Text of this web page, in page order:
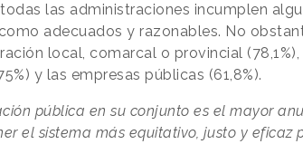
las administraciones incumplen
adecuados y razonables. No
local, comarcal o provincial
y las empresas públicas (61,8%).
pública en su conjunto es el mayor
el sistema más equitativo, justo y eficaz